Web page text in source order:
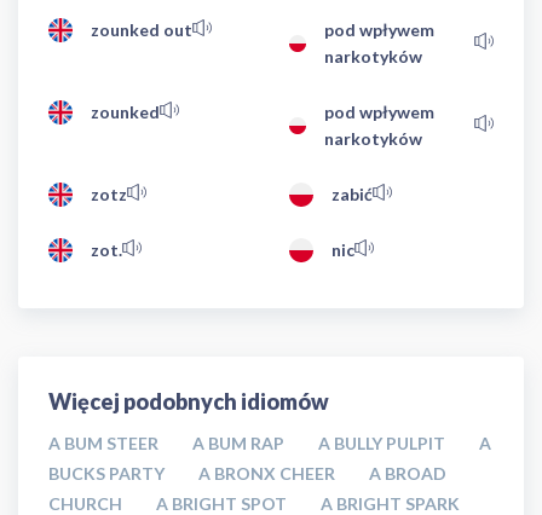
zounked out
pod wpływem
narkotyków
zounked
pod wpływem
narkotyków
zotz zabić
zot. nic
Więcej podobnych idiomów
A BUM STEER A BUM RAP A BULLY PULPIT
A
BUCKS PARTY
A BRONX CHEER
A BROAD
CHURCH
A BRIGHT SPOT
A BRIGHT SPARK